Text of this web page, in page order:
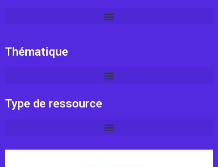
Thématique
Type de ressource